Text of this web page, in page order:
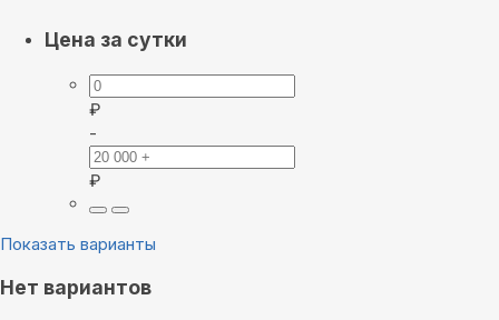
Цена за сутки
₽
-
₽
Показать варианты
Нет вариантов